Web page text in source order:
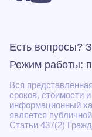
Есть вопросы?
Режим работы:
Вся
сроков, стоимости
информационный
является
Статьи 437(2)